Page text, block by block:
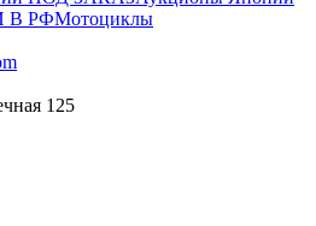
В РФМотоциклы
125